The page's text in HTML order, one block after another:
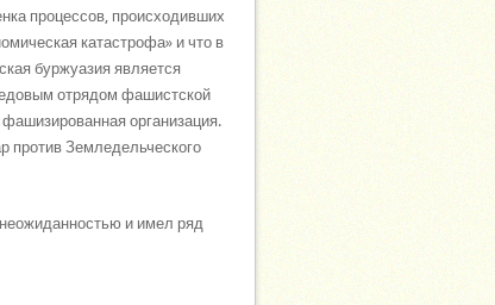
процессов, происходивших
катастрофа» и что в
буржуазия является
отрядом фашистской
организация.
против Земледельческого
и имел ряд